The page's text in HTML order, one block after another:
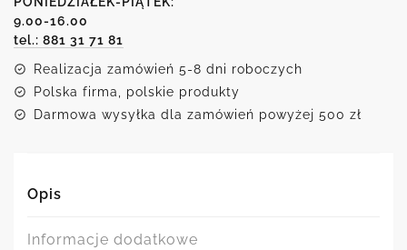
-
kocia
sjesta
9.00-16.00
tel.: 881 31 71 81
Realizacja zamówień 5-8 dni roboczych
Polska firma, polskie produkty
Darmowa wysyłka dla zamówień powyżej 500 zł
Opis
Informacje dodatkowe